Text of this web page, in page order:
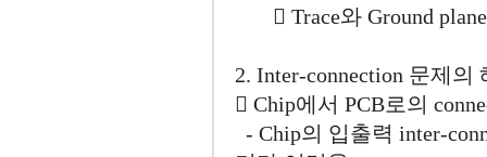
󰂛 Trace와 Ground
2. Inter-connection 문제의
󰂛 Chip에서 PCB로의
- Chip의 입출력 inter-